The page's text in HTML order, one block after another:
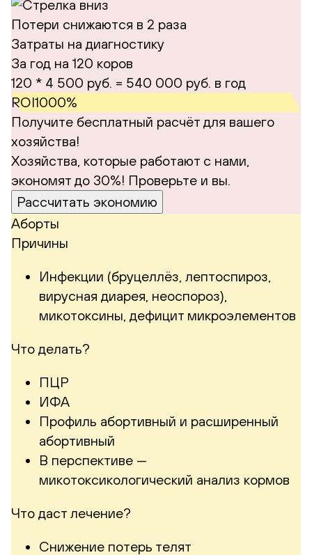
Потери снижаются в 2 раза
Затраты на диагностику
За год на 120 коров
120 * 4 500 руб. = 540 000 руб. в год
ROI1000%
Получите бесплатный расчёт для вашего
хозяйства!
Хозяйства, которые работают с нами,
экономят до 30%! Проверьте и вы.
Рассчитать экономию
Аборты
Причины
Инфекции (бруцеллёз, лептоспироз,
вирусная диарея, неоспороз),
микотоксины, дефицит микроэлементов
Что делать?
ПЦР
ИФА
Профиль абортивный и расширенный
абортивный
В перспективе —
микотоксикологический анализ кормов
Что даст лечение?
Снижение потерь телят